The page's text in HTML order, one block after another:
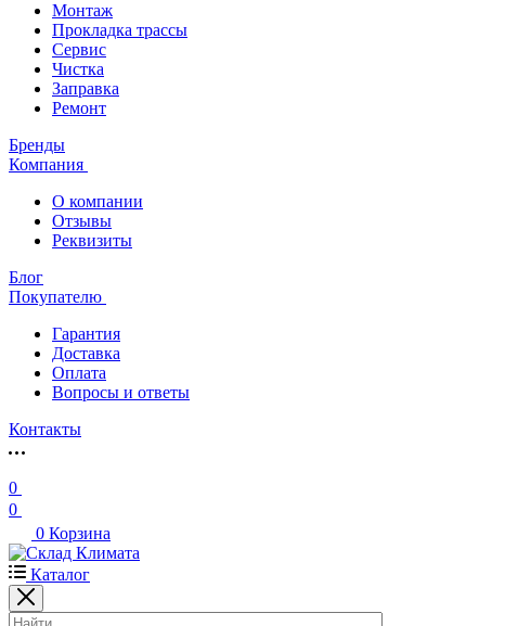
Монтаж
Прокладка трассы
Сервис
Чистка
Заправка
Ремонт
Бренды
Компания
О компании
Отзывы
Реквизиты
Блог
Покупателю
Гарантия
Доставка
Оплата
Вопросы и ответы
Контакты
0
0
0 Корзина
Каталог